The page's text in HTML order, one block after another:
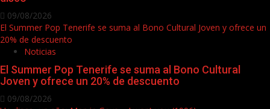
09/08/2026
El Summer Pop Tenerife se suma al Bono Cultural Joven y ofrece un
20% de descuento
Noticias
El Summer Pop Tenerife se suma al Bono Cultural
Joven y ofrece un 20% de descuento
09/08/2026